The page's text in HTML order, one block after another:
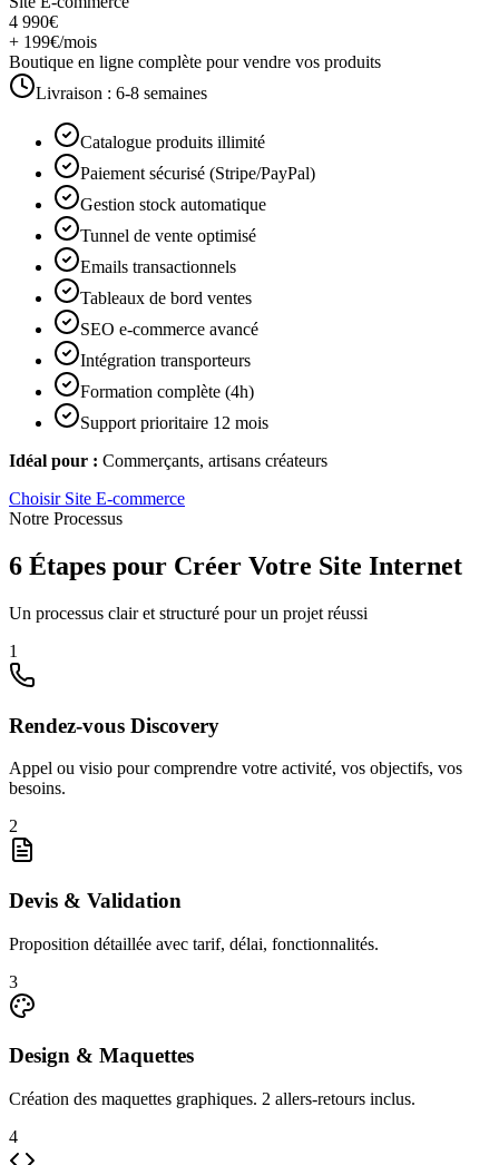
4 990€
+ 199€/mois
Boutique en ligne complète pour vendre vos produits
Livraison : 6-8 semaines
Catalogue produits illimité
Paiement sécurisé (Stripe/PayPal)
Gestion stock automatique
Tunnel de vente optimisé
Emails transactionnels
Tableaux de bord ventes
SEO e-commerce avancé
Intégration transporteurs
Formation complète (4h)
Support prioritaire 12 mois
Idéal pour : Commerçants, artisans créateurs
Choisir Site E-commerce
Notre Processus
6 Étapes pour Créer Votre Site Internet
Un processus clair et structuré pour un projet réussi
1
Rendez-vous Discovery
Appel ou visio pour comprendre votre activité, vos objectifs, vos
besoins.
2
Devis & Validation
Proposition détaillée avec tarif, délai, fonctionnalités.
3
Design & Maquettes
Création des maquettes graphiques. 2 allers-retours inclus.
4